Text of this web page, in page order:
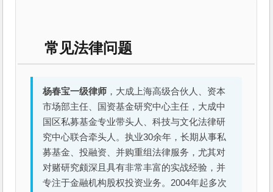
常见法律问题
杨春宝一级律师 ，大成上海高级合伙人、资本
市场部主任、国资基金研究中心主任，大成中
国区私募基金专业带头人、科技与文化法律研
究中心联合牵头人。执业30余年，长期从事私
募基金、投融资、并购重组法律服务，尤其对
对赌研究颇深且具有非常丰富的实战经验，并
专注于金融机构股权投资业务。2004年起多次